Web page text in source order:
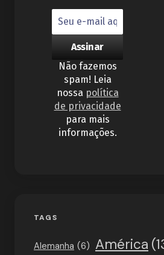
Não fazemos
spam! Leia
nossa política
de privacidade
para mais
informações.
TAGS
Alemanha (6) América